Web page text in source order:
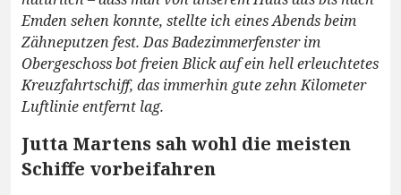
Emden sehen konnte, stellte ich eines Abends beim
Zähneputzen fest. Das Badezimmerfenster im
Obergeschoss bot freien Blick auf ein hell erleuchtetes
Kreuzfahrtschiff, das immerhin gute zehn Kilometer
Luftlinie entfernt lag.
Jutta Martens sah wohl die meisten
Schiffe vorbeifahren